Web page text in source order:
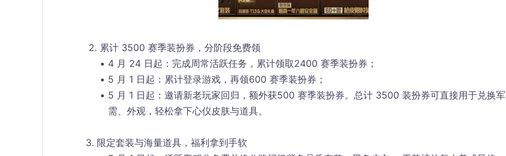
   2. 累计 3500 赛季装扮券，分阶段免费领
4 月 24 日起：完成周常活跃任务，累计领取2400 赛季装扮券 ；
5 月 1 日起：累计登录游戏，再领600 赛季装扮券 ；
5 月 1 日起：邀请新老玩家回归，额外获500 赛季装扮券。总计 3500 装扮券可直接用于兑换军
需、外观，轻松拿下心仪皮肤与道具。
  3. 限定套装与海量道具，福利拿到手软